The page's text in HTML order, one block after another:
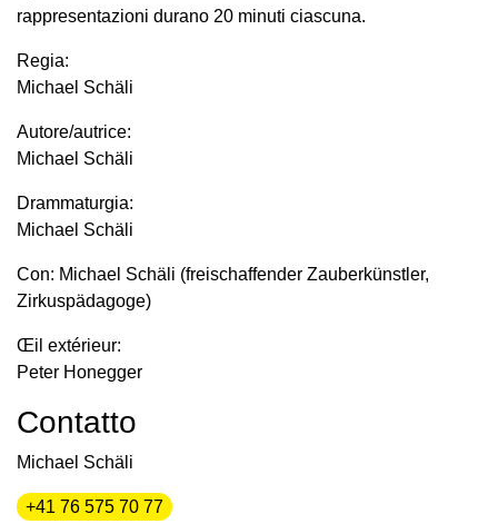
rappresentazioni durano 20 minuti ciascuna.
Regia:
Michael Schäli
Autore/autrice:
Michael Schäli
Drammaturgia:
Michael Schäli
Con: Michael Schäli (freischaffender Zauberkünstler,
Zirkuspädagoge)
Œil extérieur:
Peter Honegger
Contatto
Michael Schäli
+41 76 575 70 77